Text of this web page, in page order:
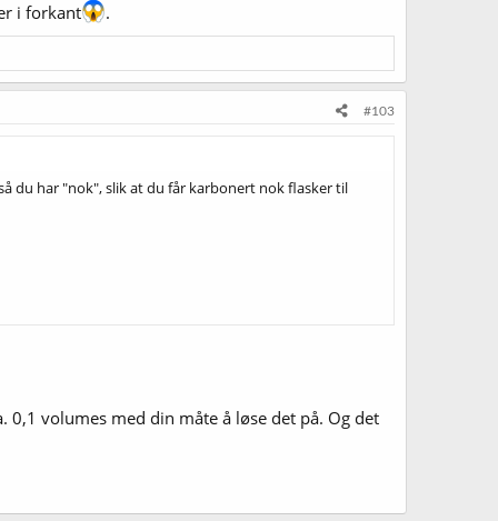
i forkant .
#103
du har "nok", slik at du får karbonert nok flasker til
volumes med din måte å løse det på. Og det